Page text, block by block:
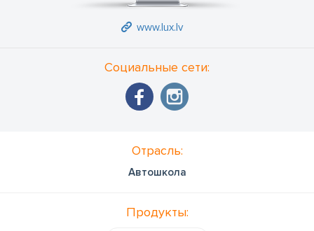
www.lux.lv
Социальные сети:
Отрасль:
Автошкола
Продукты: